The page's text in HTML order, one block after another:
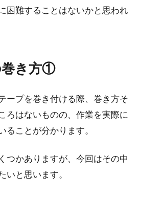
車のタイヤに包まれているチューブです
にびっくり！
車タイヤの破裂パンク（バースト）を経験
困難することはないかと思われ
巻き方①
ープを巻き付ける際、巻き方そ
ろはないものの、作業を実際に
ることが分かります。
つかありますが、今回はその中
いと思います。